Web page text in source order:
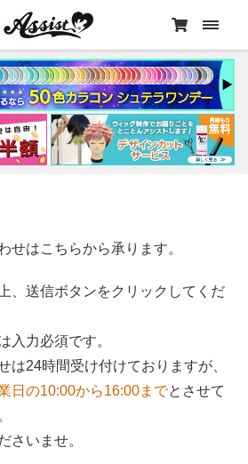
せはこちらから承ります。
、送信ボタンをクリックしてくだ
入力必須です。
は24時間受け付けておりますが、
日の10:00から16:00までとさせて
さいませ。